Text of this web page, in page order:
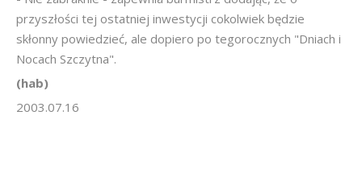
przyszłości tej ostatniej inwestycji cokolwiek będzie
skłonny powiedzieć, ale dopiero po tegorocznych "Dniach i
Nocach Szczytna".
(hab)
2003.07.16